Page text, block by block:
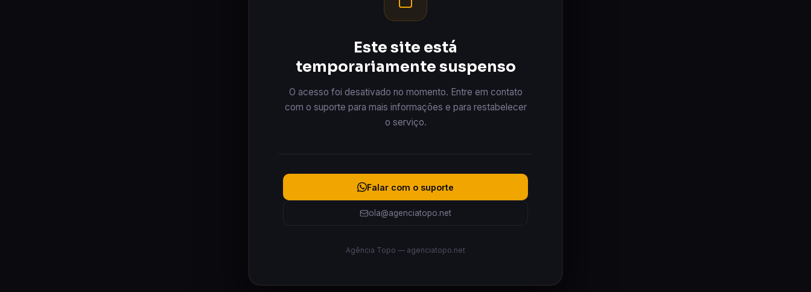
Este site está
temporariamente suspenso
O acesso foi desativado no momento. Entre em contato
com o suporte para mais informações e para restabelecer
o serviço.
Falar com o suporte
ola@agenciatopo.net
Agência Topo — agenciatopo.net